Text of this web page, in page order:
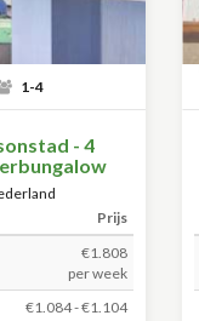
1-4
- 4
Prijs
€1.808
per week
€1.084 - €1.104